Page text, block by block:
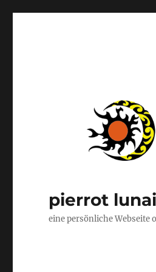
pierrot
eine persönliche Webseite